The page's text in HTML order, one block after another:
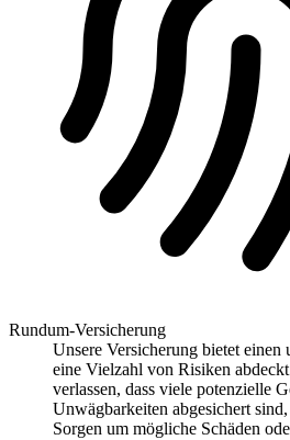
Rundum-Versicherung
Unsere Versicherung bietet einen
eine Vielzahl von Risiken
verlassen, dass viele potenzielle
Unwägbarkeiten abgesichert
Sorgen um mögliche Schäden